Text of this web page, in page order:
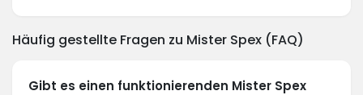
Häufig gestellte Fragen zu Mister Spex (FAQ)
Gibt es einen funktionierenden Mister Spex